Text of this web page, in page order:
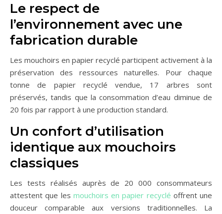
Le respect de
l’environnement avec une
fabrication durable
Les mouchoirs en papier recyclé participent activement à la
préservation des ressources naturelles. Pour chaque
tonne de papier recyclé vendue, 17 arbres sont
préservés, tandis que la consommation d’eau diminue de
20 fois par rapport à une production standard.
Un confort d’utilisation
identique aux mouchoirs
classiques
Les tests réalisés auprès de 20 000 consommateurs
attestent que les mouchoirs en papier recyclé offrent une
douceur comparable aux versions traditionnelles. La